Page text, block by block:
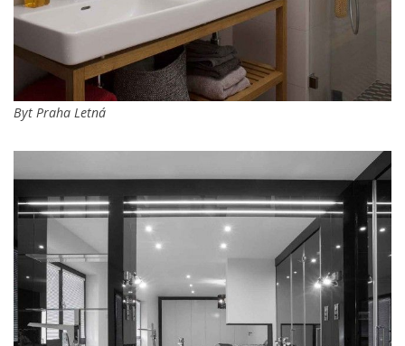
Byt Praha Letná